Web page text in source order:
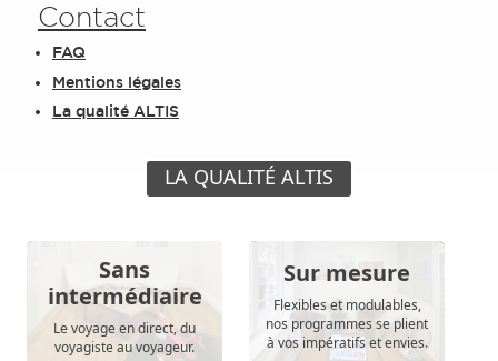
Contact
FAQ
Mentions légales
La qualité ALTIS
LA QUALITÉ ALTIS
Sans
intermédiaire
Le voyage en direct, du
voyagiste au voyageur.
Sur mesure
Flexibles et modulables,
nos programmes se plient
à vos impératifs et envies.